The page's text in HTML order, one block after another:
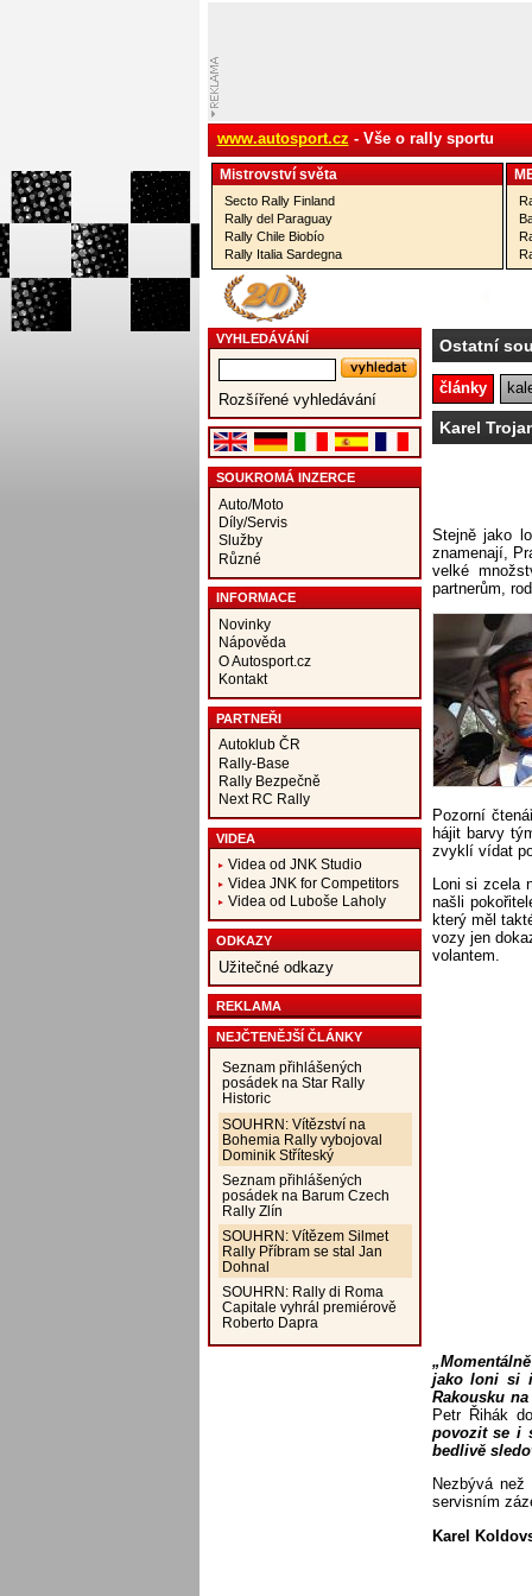
www.autosport.cz - Vše o rally sportu
Mistrovství­ světa
Secto Rally Finland
Rally del Paraguay
Rally Chile Biobío
Rally Italia Sardegna
VYHLEDÁVÁNÍ
Rozšířené vyhledávání
SOUKROMÁ INZERCE
Auto/Moto
Díly/Servis
Služby
Různé
INFORMACE
Novinky
Nápověda
O Autosport.cz
Kontakt
PARTNEŘI
Autoklub ČR
Rally-Base
Rally Bezpečně
Next RC Rally
VIDEA
Videa od JNK Studio
Videa JNK for Competitors
Videa od Luboše Laholy
ODKAZY
Užitečné odkazy
REKLAMA
NEJČTENĚJŠÍ ČLÁNKY
Seznam přihlášených
posádek na Star Rally
Historic
SOUHRN: Vítězství na
Bohemia Rally vybojoval
Dominik Stříteský
Seznam přihlášených
posádek na Barum Czech
Rally Zlín
SOUHRN: Vítězem Silmet
Rally Příbram se stal Jan
Dohnal
SOUHRN: Rally di Roma
Capitale vyhrál premiérově
Roberto Dapra
Ostatní
články
Karel
Stejně jako
znamenají,
velké
partnerům,
Pozorní
hájit barvy
zvyklí vídat
Loni si zcela
našli
který měl
vozy jen
volantem.
jako loni si i
Rakousku
Petr Řihák
povozit se i
bedlivě
Nezbývá
servisním
Karel